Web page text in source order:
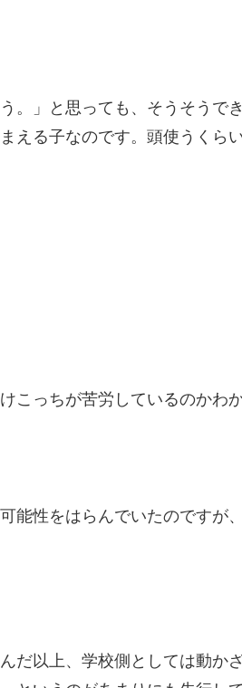
。」と思っても、そうそうで
える子なのです。頭使うくら
こっちが苦労しているのかわか
能性をはらんでいたのですが
だ以上、学校側としては動か